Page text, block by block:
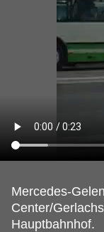
Mercedes-
Center/
Hauptbahnhof.